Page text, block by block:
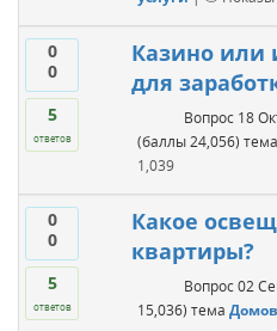
0
0
5
ответов
Казино или
для
Вопрос 18
(баллы24,056) тема
1,039
0
0
5
ответов
Какое
квартиры?
Вопрос 02
15,036) тема